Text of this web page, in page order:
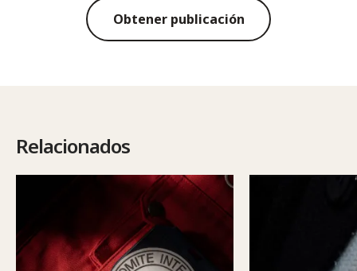
Obtener publicación
Relacionados